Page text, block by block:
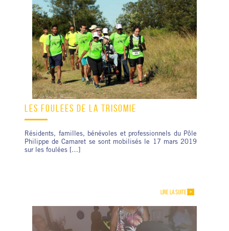
LES FOULÉES DE LA TRISOMIE
Résidents, familles, bénévoles et professionnels du Pôle
Philippe de Camaret se sont mobilisés le 17 mars 2019
sur les foulées […]
LIRE LA SUITE